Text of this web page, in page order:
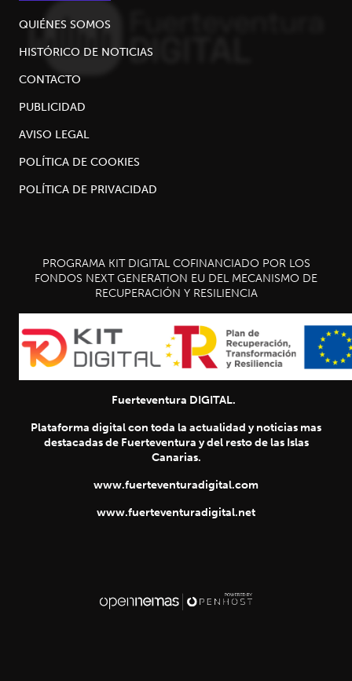
QUIÉNES SOMOS
HISTÓRICO DE NOTICIAS
CONTACTO
PUBLICIDAD
AVISO LEGAL
POLÍTICA DE COOKIES
POLÍTICA DE PRIVACIDAD
PROGRAMA KIT DIGITAL COFINANCIADO POR LOS
FONDOS NEXT GENERATION EU DEL MECANISMO DE
RECUPERACIÓN Y RESILIENCIA
Fuerteventura DIGITAL.
Plataforma digital con toda la actualidad y noticias mas
destacadas de Fuerteventura y del resto de las Islas
Canarias.
www.fuerteventuradigital.com
www.fuerteventuradigital.net